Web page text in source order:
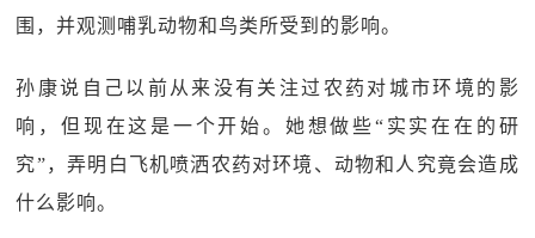
围，并观测哺乳动物和鸟类所受到的影响。
孙康说自己以前从来没有关注过农药对城市环境的影
响，但现在这是一个开始。她想做些“实实在在的研
究”，弄明白飞机喷洒农药对环境、动物和人究竟会造成
什么影响。